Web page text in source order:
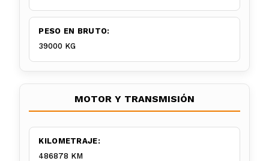
PESO EN BRUTO:
39000 KG
MOTOR Y TRANSMISIÓN
KILOMETRAJE:
486878 KM